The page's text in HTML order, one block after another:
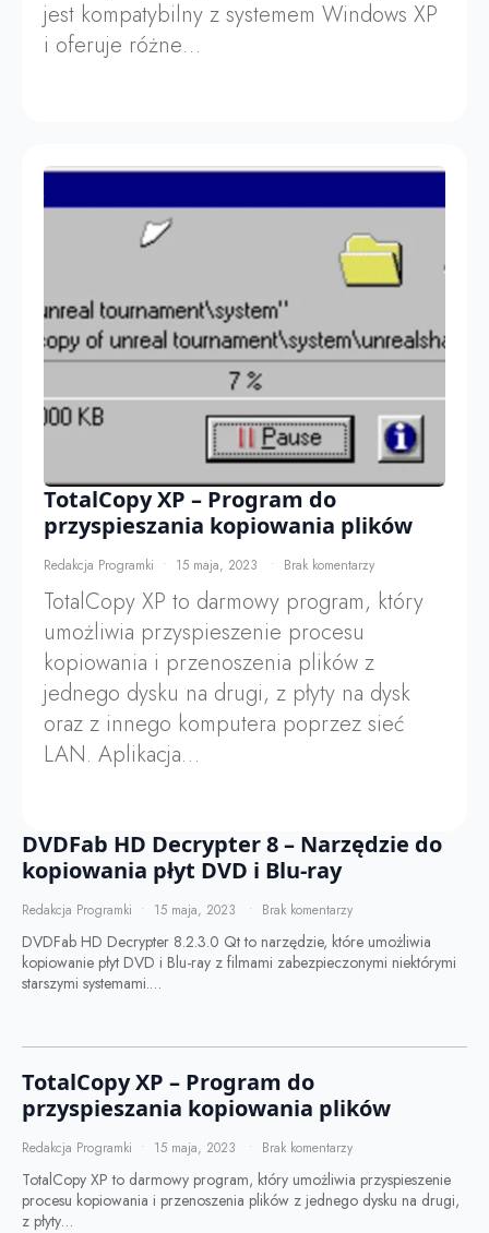
jest kompatybilny z systemem Windows XP
i oferuje różne…
TotalCopy XP – Program do
przyspieszania kopiowania plików
Redakcja Programki 15 maja, 2023 Brak komentarzy
TotalCopy XP to darmowy program, który
umożliwia przyspieszenie procesu
kopiowania i przenoszenia plików z
jednego dysku na drugi, z płyty na dysk
oraz z innego komputera poprzez sieć
LAN. Aplikacja…
DVDFab HD Decrypter 8 – Narzędzie do
kopiowania płyt DVD i Blu-ray
Redakcja Programki 15 maja, 2023 Brak komentarzy
DVDFab HD Decrypter 8.2.3.0 Qt to narzędzie, które umożliwia
kopiowanie płyt DVD i Blu-ray z filmami zabezpieczonymi niektórymi
starszymi systemami.…
TotalCopy XP – Program do
przyspieszania kopiowania plików
Redakcja Programki 15 maja, 2023 Brak komentarzy
TotalCopy XP to darmowy program, który umożliwia przyspieszenie
procesu kopiowania i przenoszenia plików z jednego dysku na drugi,
z płyty…